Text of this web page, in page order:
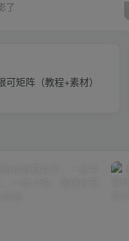
了
矩阵（教程+素材）